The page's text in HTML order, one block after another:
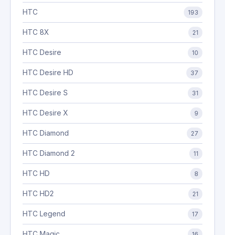
HTC 193
HTC 8X 21
HTC Desire 10
HTC Desire HD 37
HTC Desire S 31
HTC Desire X 9
HTC Diamond 27
HTC Diamond 2 11
HTC HD 8
HTC HD2 21
HTC Legend 17